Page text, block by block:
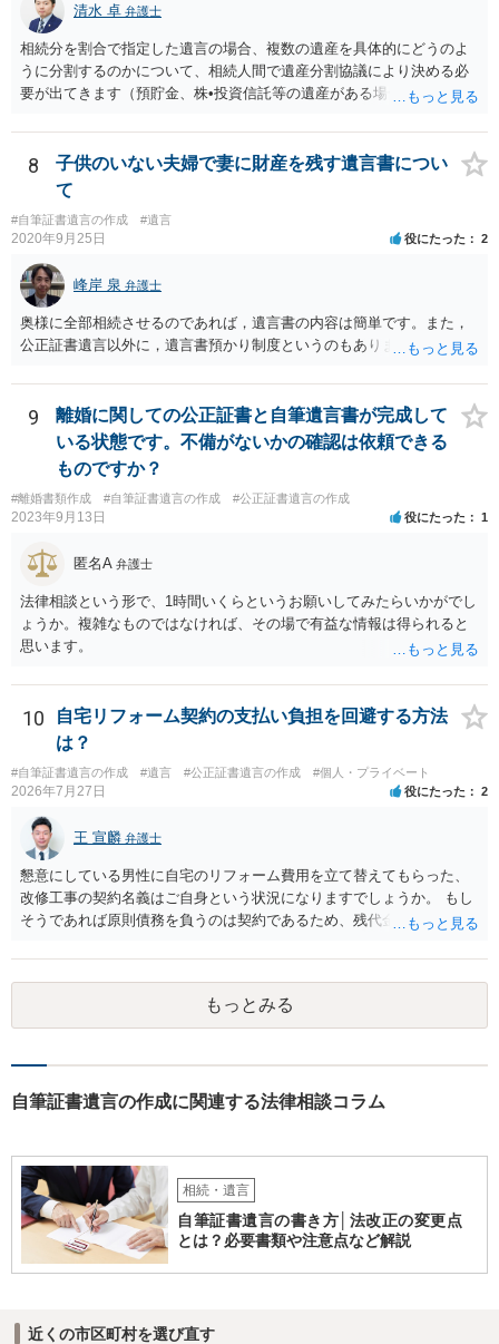
清水 卓 弁護士
相続分を割合で指定した遺言の場合、複数の遺産を具体的にどうのよ
うに分割するのかについて、相続人間で遺産分割協議により決める必
要が出てきます（預貯金、株•投資信託等の遺産がある場合に、どの遺
投資信託は他の相続人にというような分け方をするのか等について
は、相続人間で遺産分割協議により決める必要があります）。
8
子供のいない夫婦で妻に財産を残す遺言書につい
て
#自筆証書遺言の作成 #遺言
2020年9月25日 役にたった 2
峰岸 泉 弁護士
奥様に全部相続させるのであれば，遺言書の内容は簡単です。また，
公正証書遺言以外に，遺言書預かり制度というのもあります。
9
離婚に関しての公正証書と自筆遺言書が完成して
いる状態です。不備がないかの確認は依頼できる
ものですか？
#離婚書類作成 #自筆証書遺言の作成 #公正証書遺言の作成
2023年9月13日 役にたった 1
匿名A 弁護士
法律相談という形で、1時間いくらというお願いしてみたらいかがでし
ょうか。複雑なものではなければ、その場で有益な情報は得られると
思います。
10
自宅リフォーム契約の支払い負担を回避する方法
は？
#自筆証書遺言の作成 #遺言 #公正証書遺言の作成 #個人・プライベート
2026年7月27日 役にたった 2
王 宣麟 弁護士
懇意にしている男性に自宅のリフォーム費用を立て替えてもらった、
改修工事の契約名義はご自身という状況になりますでしょうか。 もし
そうであれば原則債務を負うのは契約であるため、残代金を捻出して
ます。 入籍した場合でも、原則契約者が単独で全ての債務を負うこと
には変わりがありません。 なかなか対応に難しい案件であり、公開の
場でアドバイスを行うのも限界があるように思われますので、資料等
を持参のうえ個別に弁護士に相談されることをお勧めします。
もっとみる
自筆証書遺言の作成に関連する法律相談コラム
相続・遺言
自筆証書遺言の書き方│法改正の変更点
とは？必要書類や注意点など解説
近くの市区町村を選び直す